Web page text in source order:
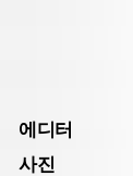
에디터
사진